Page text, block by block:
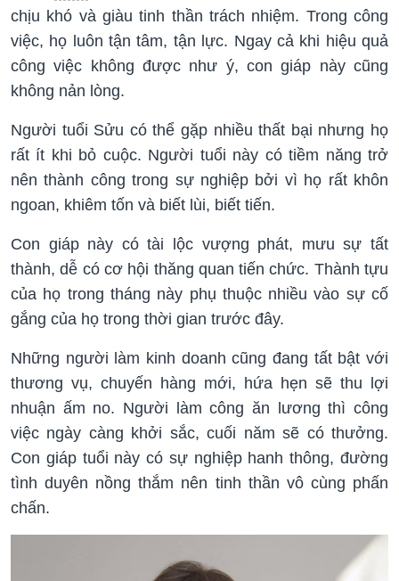
chịu khó và giàu tinh thần trách nhiệm. Trong công
việc, họ luôn tận tâm, tận lực. Ngay cả khi hiệu quả
công việc không được như ý, con giáp này cũng
không nản lòng.
Người tuổi Sửu có thể gặp nhiều thất bại nhưng họ
rất ít khi bỏ cuộc. Người tuổi này có tiềm năng trở
nên thành công trong sự nghiệp bởi vì họ rất khôn
ngoan, khiêm tốn và biết lùi, biết tiến.
Con giáp này có tài lộc vượng phát, mưu sự tất
thành, dễ có cơ hội thăng quan tiến chức. Thành tựu
của họ trong tháng này phụ thuộc nhiều vào sự cố
gắng của họ trong thời gian trước đây.
Những người làm kinh doanh cũng đang tất bật với
thương vụ, chuyến hàng mới, hứa hẹn sẽ thu lợi
nhuận ấm no. Người làm công ăn lương thì công
việc ngày càng khởi sắc, cuối năm sẽ có thưởng.
Con giáp tuổi này có sự nghiệp hanh thông, đường
tình duyên nồng thắm nên tinh thần vô cùng phấn
chấn.